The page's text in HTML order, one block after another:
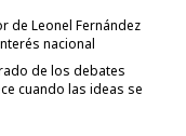
de Leonel Fernández
nacional
de los debates
cuando las ideas se